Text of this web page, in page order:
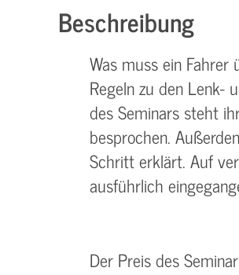
Beschreibung
Was muss ein Fahrer
Regeln zu den Lenk-
des Seminars steht
besprochen.
Schritt erklärt. Auf
ausführlich
Der Preis des